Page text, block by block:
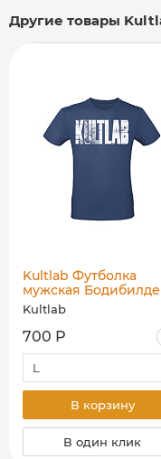
Другие товары
Kultlab Футболка
мужская
(белый логотип),
- белая
Kultlab
700 Р
L
В корзину
В один клик